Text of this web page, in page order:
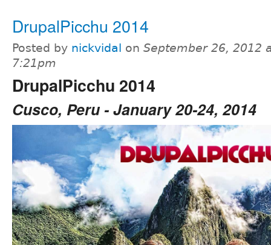
DrupalPicchu 2014
Posted by nickvidal on September 26, 2012
7:21pm
DrupalPicchu 2014
Cusco, Peru - January 20-24, 2014